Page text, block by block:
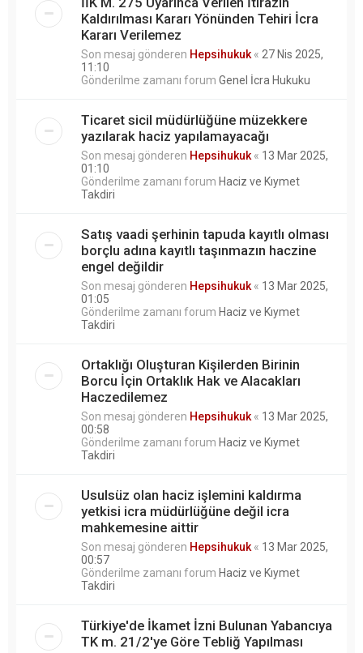
Kaldırılması Kararı Yönünden Tehiri İcra
Kararı Verilemez
Son mesaj gönderen Hepsihukuk « 27 Nis 2025,
11:10
Gönderilme zamanı forum Genel İcra Hukuku
Ticaret sicil müdürlüğüne müzekkere
yazılarak haciz yapılamayacağı
Son mesaj gönderen Hepsihukuk « 13 Mar 2025,
01:10
Gönderilme zamanı forum Haciz ve Kıymet
Takdiri
Satış vaadi şerhinin tapuda kayıtlı olması
borçlu adına kayıtlı taşınmazın haczine
engel değildir
Son mesaj gönderen Hepsihukuk « 13 Mar 2025,
01:05
Gönderilme zamanı forum Haciz ve Kıymet
Takdiri
Ortaklığı Oluşturan Kişilerden Birinin
Borcu İçin Ortaklık Hak ve Alacakları
Haczedilemez
Son mesaj gönderen Hepsihukuk « 13 Mar 2025,
00:58
Gönderilme zamanı forum Haciz ve Kıymet
Takdiri
Usulsüz olan haciz işlemini kaldırma
yetkisi icra müdürlüğüne değil icra
mahkemesine aittir
Son mesaj gönderen Hepsihukuk « 13 Mar 2025,
00:57
Gönderilme zamanı forum Haciz ve Kıymet
Takdiri
Türkiye'de İkamet İzni Bulunan Yabancıya
TK m. 21/2'ye Göre Tebliğ Yapılması